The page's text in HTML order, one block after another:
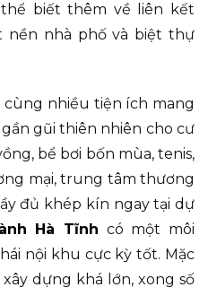
biết thêm về liên kết
nền nhà phố và biệt thự
nhiều tiện ích mang
gũi thiên nhiên cho cư
bể bơi bốn mùa, tenis,
mại, trung tâm thương
đủ khép kín ngay tại dự
Hà Tĩnh có một môi
nội khu cực kỳ tốt. Mặc
dựng khá lớn, xong số